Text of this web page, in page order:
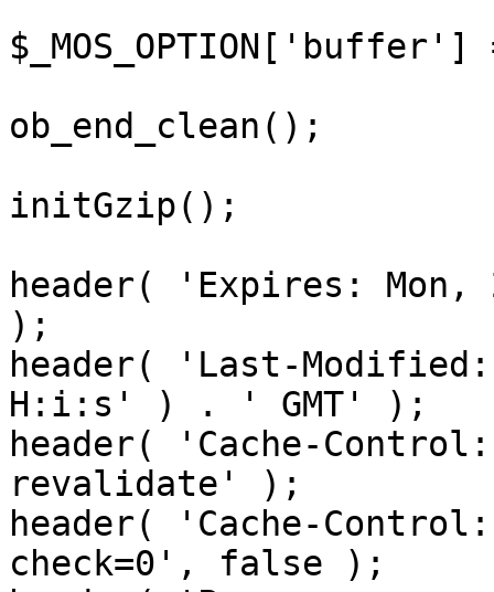
ob_end_clean();
initGzip();
header( 'Expires: Mon,
);
header( 'Last-
H:i:s' ) . ' GMT' );
header( 'Cache-
revalidate' );
header( 'Cache-
check=0', false );